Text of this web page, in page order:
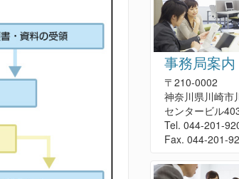
事務局案内
〒210-0002
神奈川県川崎市
センタービル
Tel. 044-201-
Fax. 044-201-